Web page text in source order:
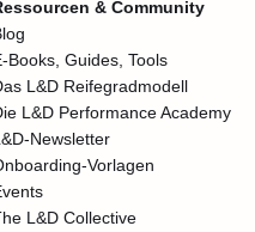
& Community
Books, Guides, Tools
L&D Reifegradmodell
L&D Performance Academy
Newsletter
Vorlagen
L&D Collective